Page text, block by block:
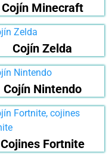
Cojín Minecraft
Cojín Zelda
Cojín Nintendo
Cojines Fortnite